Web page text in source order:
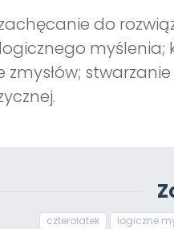
do
myślenia;
czterolatek logiczne